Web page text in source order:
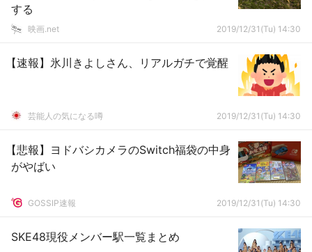
する
映画.net 2019/12/31(Tu) 14:30
【速報】氷川きよしさん、リアルガチで覚醒
芸能人の気になる噂 2019/12/31(Tu) 14:30
【悲報】ヨドバシカメラのSwitch福袋の中身
がやばい
GOSSIP速報 2019/12/31(Tu) 14:30
SKE48現役メンバー駅一覧まとめ